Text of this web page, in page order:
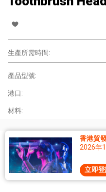
生產所需時間:
產品型號:
港口:
材料:
香港貿
2026年
立即